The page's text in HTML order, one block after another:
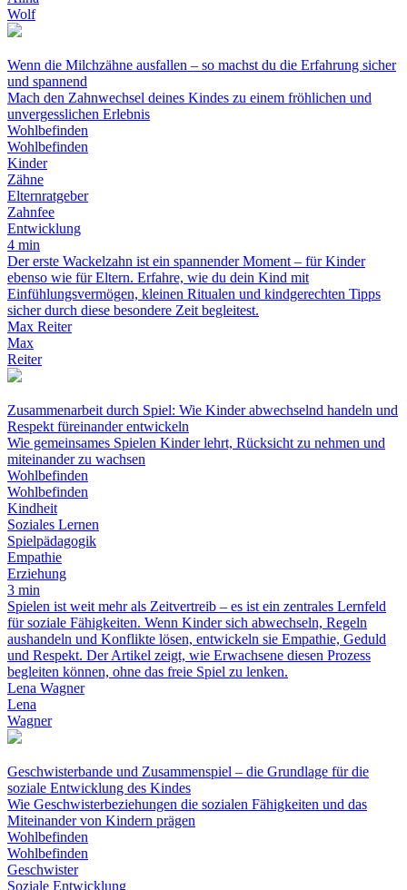
Wolf
Wenn die Milchzähne ausfallen – so machst du die Erfahrung sicher
und spannend
Mach den Zahnwechsel deines Kindes zu einem fröhlichen und
unvergesslichen Erlebnis
Wohlbefinden
Wohlbefinden
Kinder
Zähne
Elternratgeber
Zahnfee
Entwicklung
4 min
Der erste Wackelzahn ist ein spannender Moment – für Kinder
ebenso wie für Eltern. Erfahre, wie du dein Kind mit
Einfühlungsvermögen, kleinen Ritualen und kindgerechten Tipps
sicher durch diese besondere Zeit begleitest.
Max Reiter
Max
Reiter
Zusammenarbeit durch Spiel: Wie Kinder abwechselnd handeln und
Respekt füreinander entwickeln
Wie gemeinsames Spielen Kinder lehrt, Rücksicht zu nehmen und
miteinander zu wachsen
Wohlbefinden
Wohlbefinden
Kindheit
Soziales Lernen
Spielpädagogik
Empathie
Erziehung
3 min
Spielen ist weit mehr als Zeitvertreib – es ist ein zentrales Lernfeld
für soziale Fähigkeiten. Wenn Kinder sich abwechseln, Regeln
aushandeln und Konflikte lösen, entwickeln sie Empathie, Geduld
und Respekt. Der Artikel zeigt, wie Erwachsene diesen Prozess
begleiten können, ohne das freie Spiel zu lenken.
Lena Wagner
Lena
Wagner
Geschwisterbande und Zusammenspiel – die Grundlage für die
soziale Entwicklung des Kindes
Wie Geschwisterbeziehungen die sozialen Fähigkeiten und das
Miteinander von Kindern prägen
Wohlbefinden
Wohlbefinden
Geschwister
Soziale Entwicklung